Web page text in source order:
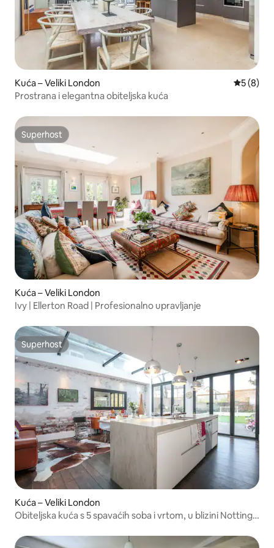
Kuća – Veliki London
5 (8)
Prostrana i elegantna obiteljska kuća
Superhost
Superhost
Kuća – Veliki London
Ivy | Ellerton Road | Profesionalno upravljanje
Superhost
Superhost
Kuća – Veliki London
Obiteljska kuća s 5 spavaćih soba i vrtom, u blizini Notting